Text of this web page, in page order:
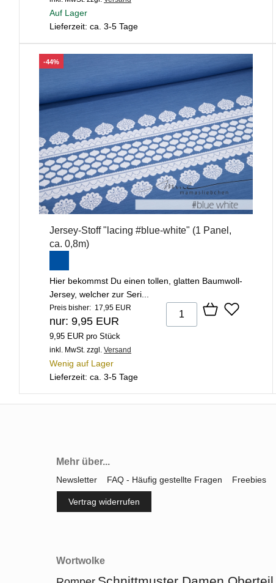
Auf Lager
Lieferzeit: ca. 3-5 Tage
-44%
Jersey-Stoff "lacing #blue-white" (1 Panel,
ca. 0,8m)
Hier bekommst Du einen tollen, glatten Baumwoll-
Jersey, welcher zur Seri...
Preis bisher: 17,95 EUR
nur: 9,95 EUR
9,95 EUR pro Stück
inkl. MwSt. zzgl. Versand
Wenig auf Lager
Lieferzeit: ca. 3-5 Tage
Mehr über...
Newsletter FAQ - Häufig gestellte Fragen Freebies
Vertrag widerrufen
Wortwolke